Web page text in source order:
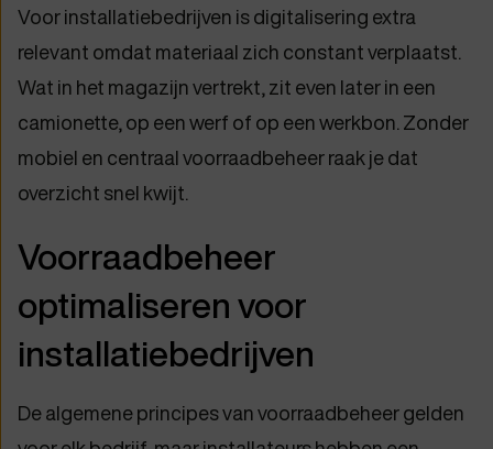
Voor installatiebedrijven is digitalisering extra
relevant omdat materiaal zich constant verplaatst.
Wat in het magazijn vertrekt, zit even later in een
camionette, op een werf of op een werkbon. Zonder
mobiel en centraal voorraadbeheer raak je dat
overzicht snel kwijt.
Voorraadbeheer
optimaliseren voor
installatiebedrijven
De algemene principes van voorraadbeheer gelden